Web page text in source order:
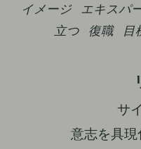
hイメージ エキスパ
立つ
復職 目
サ
意志を具